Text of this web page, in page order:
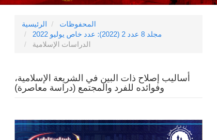
الرئيسية
المحفوظات
مجلد 8 عدد 2 (2022): عدد خاص يوليو 2022
الدراسات الإسلامية
أساليب إصلاح ذات البين في الشريعة الإسلامية،
وفوائده للفرد والمجتمع (دراسة معاصرة)
الشريط